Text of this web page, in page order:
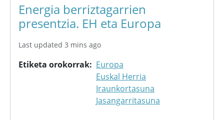
Energia berriztagarrien
presentzia. EH eta Europa
Last updated 3 mins ago
Etiketa orokorrak
Europa
Euskal Herria
Iraunkortasuna
Jasangarritasuna